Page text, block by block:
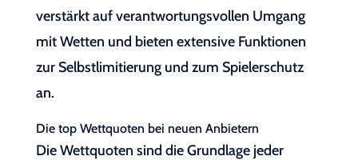
verstärkt auf verantwortungsvollen Umgang
mit Wetten und bieten extensive Funktionen
zur Selbstlimitierung und zum Spielerschutz
an.
Die top Wettquoten bei neuen Anbietern
Die Wettquoten sind die Grundlage jeder